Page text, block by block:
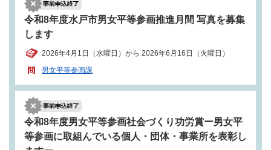
令和8年度水戸市男女平等参画推進月間 写真を募集
します
2026年4月1日（水曜日）から 2026年6月16日（火曜日）
男女平等参画課
令和8年度男女平等参画社会づくり功労賞ー男女平
等参画に取組んでいる個人・団体・事業所を表彰し